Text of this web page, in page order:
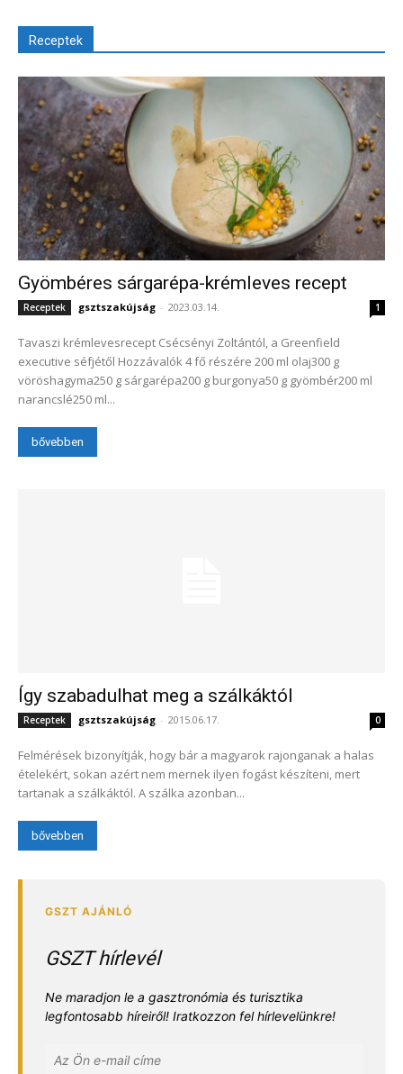
Receptek
Gyömbéres sárgarépa-krémleves recept
Receptek gsztszakújság - 2023.03.14. 1
Tavaszi krémlevesrecept Csécsényi Zoltántól, a Greenfield
executive séfjétől Hozzávalók 4 fő részére 200 ml olaj300 g
vöröshagyma250 g sárgarépa200 g burgonya50 g gyömbér200 ml
narancslé250 ml...
bővebben
Így szabadulhat meg a szálkáktól
Receptek gsztszakújság - 2015.06.17. 0
Felmérések bizonyítják, hogy bár a magyarok rajonganak a halas
ételekért, sokan azért nem mernek ilyen fogást készíteni, mert
tartanak a szálkáktól. A szálka azonban...
bővebben
GSZT hírlevél
Ne maradjon le a gasztronómia és turisztika
legfontosabb híreiről! Iratkozzon fel hírlevelünkre!